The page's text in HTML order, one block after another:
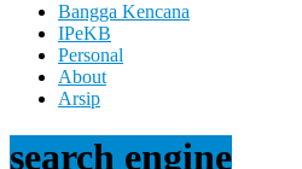
Hari
Mulya
Brain
Can
Bangga Kencana
IPeKB
Personal
About
Arsip
search engine